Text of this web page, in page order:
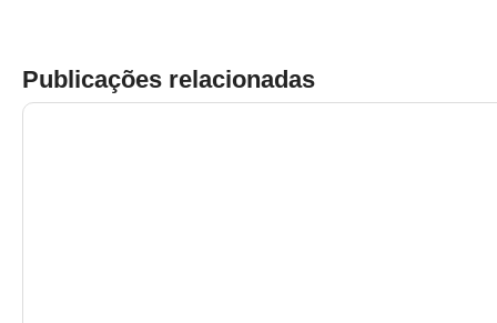
Publicações relacionadas